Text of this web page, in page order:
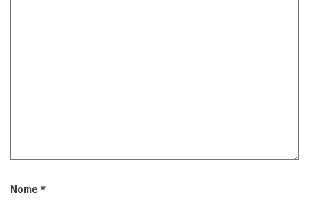
Nome *